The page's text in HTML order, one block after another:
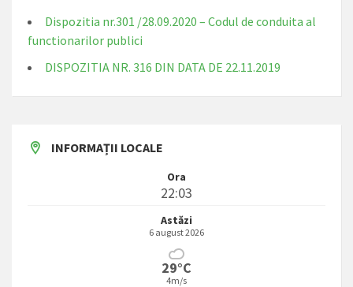
Dispozitia nr.301 /28.09.2020 – Codul de conduita al
functionarilor publici
DISPOZITIA NR. 316 DIN DATA DE 22.11.2019
INFORMAȚII LOCALE
Ora
22:03
Astăzi
6 august 2026
29°C
4m/s